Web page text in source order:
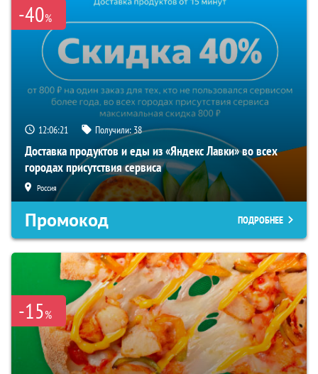
-40%
12:06:21 Получили:38
Доставка продуктов и еды из «Яндекс Лавки» во всех
городах присутствия сервиса
Россия
Промокод ПОДРОБНЕЕ
-15%